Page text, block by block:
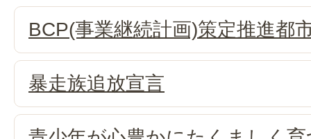
BCP(事業継続計画)策定推進都
暴走族追放宣言